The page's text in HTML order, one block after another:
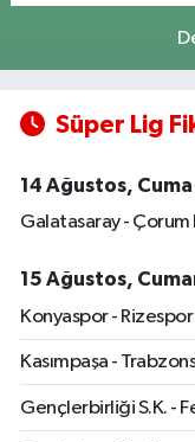
Süper Lig
14 Ağustos, Cuma
Galatasaray - Çorum
15 Ağustos,
Konyaspor - Rizespor
Kasımpaşa -
Gençlerbirliği S.K. -